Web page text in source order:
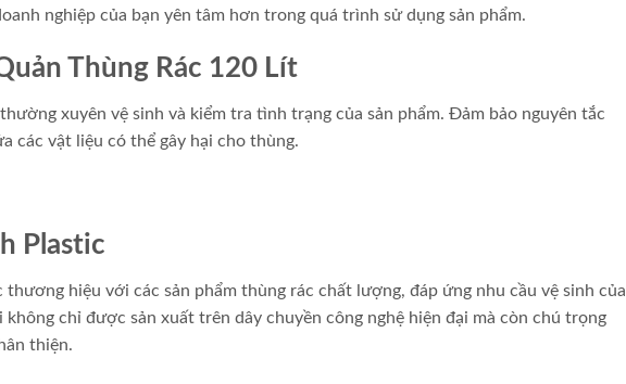
nghiệp của bạn yên tâm hơn trong quá trình sử dụng sản phẩm.
Thùng Rác 120 Lít
xuyên vệ sinh và kiểm tra tình trạng của sản phẩm. Đảm bảo nguyên tắc
các vật liệu có thể gây hại cho thùng.
Plastic
hiệu với các sản phẩm thùng rác chất lượng, đáp ứng nhu cầu vệ sinh của
chỉ được sản xuất trên dây chuyền công nghệ hiện đại mà còn chú trọng
thiện.